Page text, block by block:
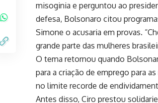
misoginia e perguntou ao
defesa, Bolsonaro citou
Simone o acusaria em provas.
grande parte das mulheres
O tema retornou quando
para a criação de emprego para
no limite recorde de
Antes disso, Ciro prestou